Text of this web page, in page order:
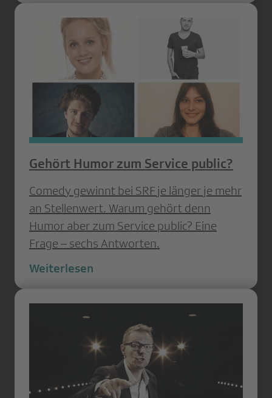
Gehört Humor zum Service public?
Comedy ­gewinnt bei SRF je länger je mehr
an ­Stellenwert. Warum gehört denn
Humor aber zum Service public? Eine
Frage – sechs Antworten.
Weiterlesen